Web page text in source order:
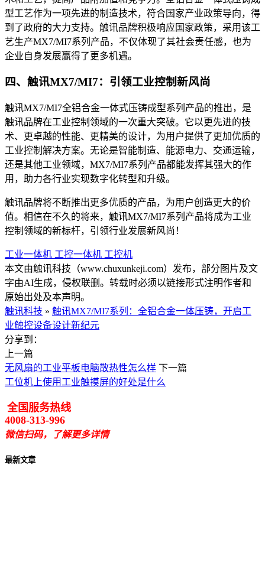
型工艺作为一项先进的制造技术，符合国家产业政策导向，得
到了政府的大力支持。触讯品牌积极响应国家政策，采用该工
艺生产MX7/MI7系列产品，不仅体现了其社会责任感，也为
企业自身发展赢得了更多机遇。
四、触讯MX7/MI7：引领工业控制新风尚
触讯MX7/MI7全铝合金一体式压铸成型系列产品的推出，是
触讯品牌在工业控制领域的一次重大突破。它以更先进的技
术、更卓越的性能、更精美的设计，为用户提供了更加优质的
工业控制解决方案。无论是智能制造、能源电力、交通运输，
还是其他工业领域，MX7/MI7系列产品都能发挥其强大的作
用，助力各行业实现数字化转型和升级。
触讯品牌将不断推出更多优质的产品，为用户创造更大的价
值。相信在不久的将来，触讯MX7/MI7系列产品将成为工业
控制领域的新标杆，引领行业发展新风尚！
工业一体机 工控一体机 工控机
本文由触讯科技（www.chuxunkeji.com）发布，部分图片及文
字由AI生成，侵权联删。转载时必须以链接形式注明作者和
原始出处及本声明。
触讯科技 » 触讯MX7/MI7系列：全铝合金一体压铸，开启工
业触控设备设计新纪元
分享到：
上一篇
无风扇的工业平板电脑散热性怎么样 下一篇
工位机上使用工业触摸屏的好处是什么
全国服务热线
4008-313-996
微信扫码，了解更多详情
最新文章